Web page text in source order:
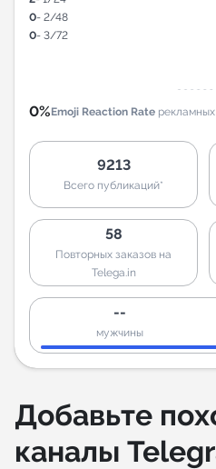
0- 2/48
0- 3/72
0%Emoji Reaction Rate
9213
Всего публикаций*
58
Повторных заказов на
Telega.in
--
мужчины
Добавьте
каналы